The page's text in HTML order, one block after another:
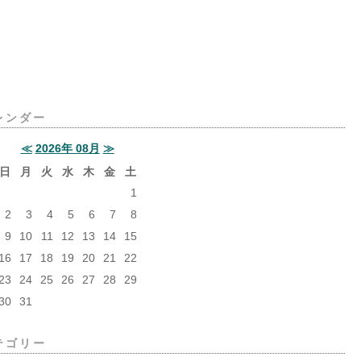
ンダー
≪ 2026年 08月 ≫
日
月 火 水 木 金
土
1
2
3 4 5 6 7
8
9
10 11 12 13 14
15
16
17 18 19 20 21
22
24 25 26 27 28
29
31
ゴリー